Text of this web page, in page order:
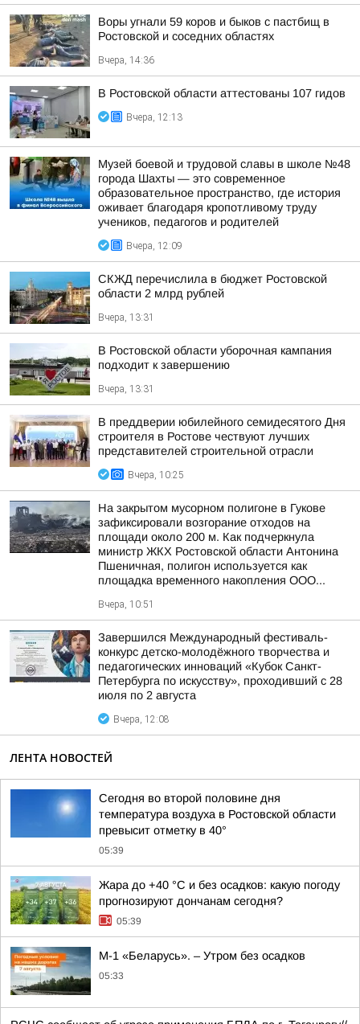
Воры угнали 59 коров и быков с пастбищ в
Ростовской и соседних областях
Вчера, 14:36
В Ростовской области аттестованы 107 гидов
Вчера, 12:13
Музей боевой и трудовой славы в школе №48
города Шахты — это современное
образовательное пространство, где история
оживает благодаря кропотливому труду
учеников, педагогов и родителей
Вчера, 12:09
СКЖД перечислила в бюджет Ростовской
области 2 млрд рублей
Вчера, 13:31
В Ростовской области уборочная кампания
подходит к завершению
Вчера, 13:31
В преддверии юбилейного семидесятого Дня
строителя в Ростове чествуют лучших
представителей строительной отрасли
Вчера, 10:25
На закрытом мусорном полигоне в Гукове
зафиксировали возгорание отходов на
площади около 200 м. Как подчеркнула
министр ЖКХ Ростовской области Антонина
Пшеничная, полигон используется как
площадка временного накопления ООО...
Вчера, 10:51
Завершился Международный фестиваль-
конкурс детско-молодёжного творчества и
педагогических инноваций «Кубок Санкт-
Петербурга по искусству», проходивший с 28
июля по 2 августа
Вчера, 12:08
ЛЕНТА НОВОСТЕЙ
Сегодня во второй половине дня
температура воздуха в Ростовской области
превысит отметку в 40°
05:39
Жара до +40 °С и без осадков: какую погоду
прогнозируют дончанам сегодня?
05:39
М-1 «Беларусь». – Утром без осадков
05:33